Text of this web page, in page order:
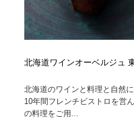
北海道ワインオーベルジュ
北海道のワインと料理と自然
10年間フレンチビストロを営
の料理をご用...